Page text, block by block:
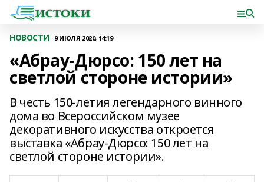
НОВОСТИ 9 ИЮЛЯ 2020, 14:19
«Абрау-Дюрсо: 150 лет на
светлой стороне истории»
В честь 150-летия легендарного винного
дома во Всероссийском музее
декоративного искусства откроется
выставка «Абрау-Дюрсо: 150 лет на
светлой стороне истории».